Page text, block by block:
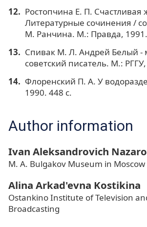
Ростопчина Е. П.
Литературные сочинения /
М. Ранчина. М.: Правда,
Спивак М. Л. Андрей Белый -
советский писатель. М.:
Флоренский П. А. У
1990. 448 с.
Author information
Ivan Aleksandrovich
M. A. Bulgakov Museum in Moscow
Alina Arkad'evna Kostikina
Ostankino Institute of Television
Broadcasting